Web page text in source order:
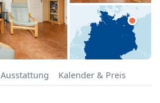
Ausstattung Kalender & Preis